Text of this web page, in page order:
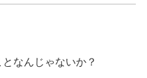
なんじゃないか？